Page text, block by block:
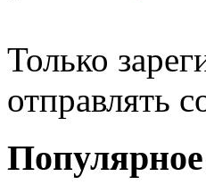
Только
отправлять